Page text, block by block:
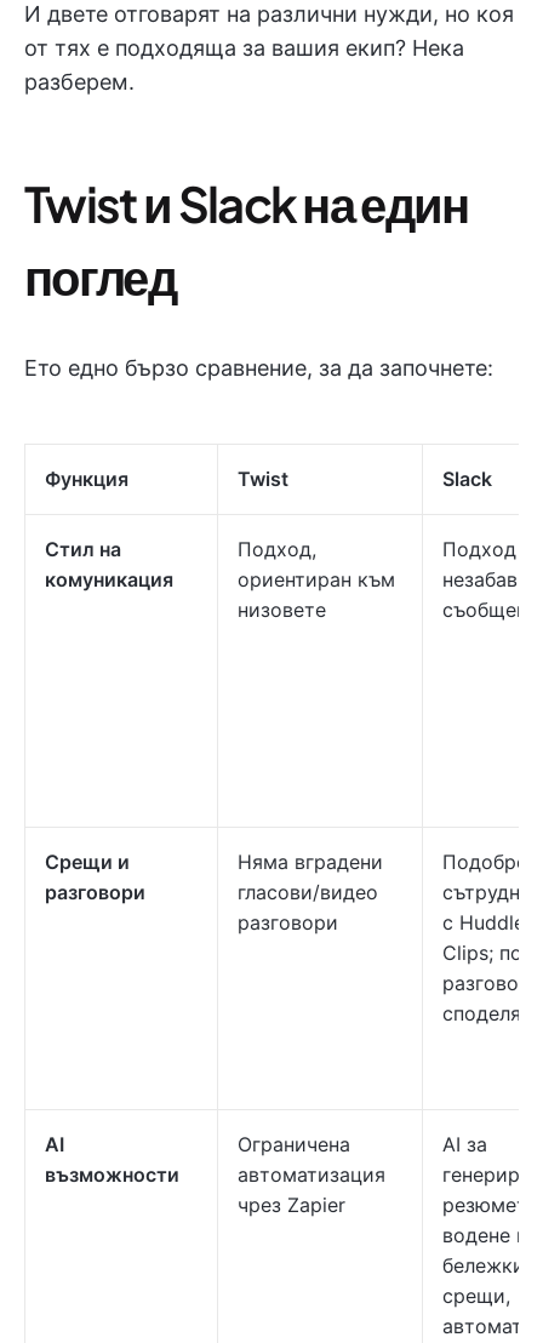
И двете отговарят на различни нужди, но коя
от тях е подходяща за вашия екип? Нека
разберем.
Twist и Slack на един
поглед
Ето едно бързо сравнение, за да започнете:
Функция Twist Slack
Стил на
комуникация
Подход,
ориентиран към
низовете
Подход за
незабавни
Срещи и
разговори
Няма вградени
гласови/видео
разговори
с Huddles
Clips;
споделяне
AI
възможности
Ограничена
автоматизация
чрез Zapier
AI за
резюмета,
водене на
бележки
срещи,